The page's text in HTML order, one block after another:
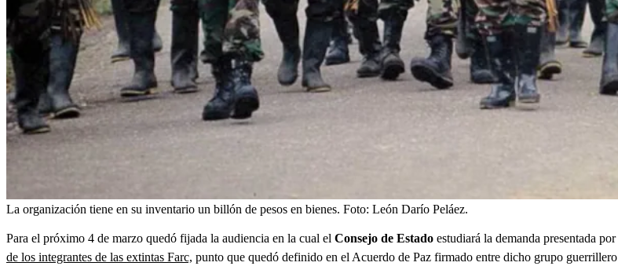
La organización tiene en su inventario un billón de pesos en bienes. Foto: León Darío Peláez.
Para el próximo 4 de marzo quedó fijada la audiencia en la cual el Consejo de Estado estudiará la demanda presentada
de los integrantes de las extintas Farc, punto que quedó definido en el Acuerdo de Paz firmado entre dicho grupo